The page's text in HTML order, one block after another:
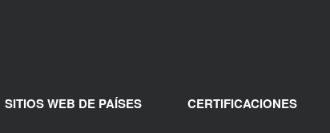
SITIOS WEB DE PAÍSES CERTIFICACIONES